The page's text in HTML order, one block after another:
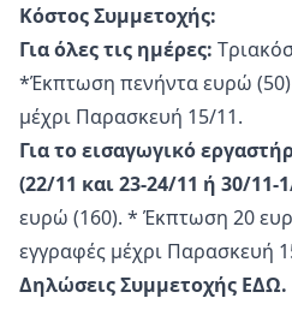
Κόστος Συμμετοχής:
Για όλες τις ημέρες:
*Έκπτωση πενήντα ευρώ
μέχρι Παρασκευή 15/11.
Για το εισαγωγικό
(22/11 και 23-24/11 ή 30/11-
ευρώ (160). * Έκπτωση 20
εγγραφές μέχρι Παρασκευή
Δηλώσεις Συμμετοχής ΕΔΩ.